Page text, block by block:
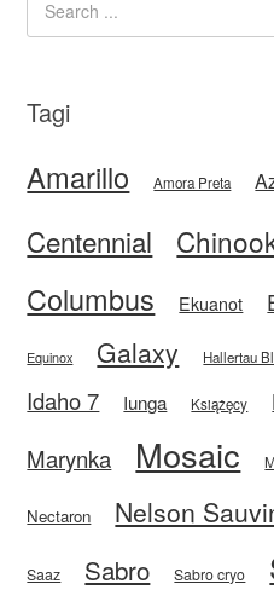
Tagi
Amarillo Amora Preta
Centennial
Columbus Ekuanot
Equinox Galaxy Hallertau
Idaho 7 Iunga Książęcy
Marynka
Mosaic
Nectaron Nelson
Saaz Sabro Sabro cryo